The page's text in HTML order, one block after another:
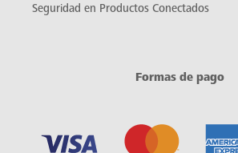
Seguridad en Productos Conectados
Formas de pago